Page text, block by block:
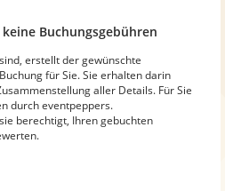
Buchungsgebühren
erstellt der gewünschte
für Sie. Sie erhalten darin
aller Details. Für Sie
durch eventpeppers.
berechtigt, Ihren gebuchten